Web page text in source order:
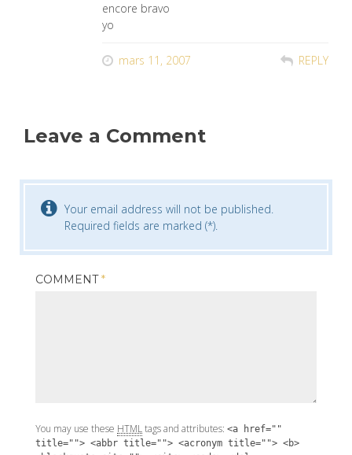
encore bravo
yo
mars 11, 2007 REPLY
Leave a Comment
Your email address will not be published.
Required fields are marked (*).
COMMENT*
You may use these HTMLtags and attributes: <a href=""
title=""> <abbr title=""> <acronym title=""> <b>